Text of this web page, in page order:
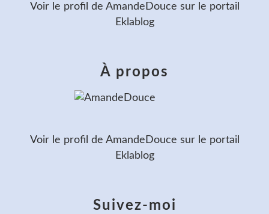
Voir le profil de AmandeDouce sur le portail
Eklablog
Suivez-moi
À propos
Voir le profil de AmandeDouce sur le portail
Eklablog